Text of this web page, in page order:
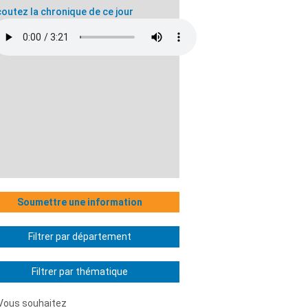
la chronique de ce jour
Soumettre une information
Filtrer par département
Filtrer par thématique
souhaitez